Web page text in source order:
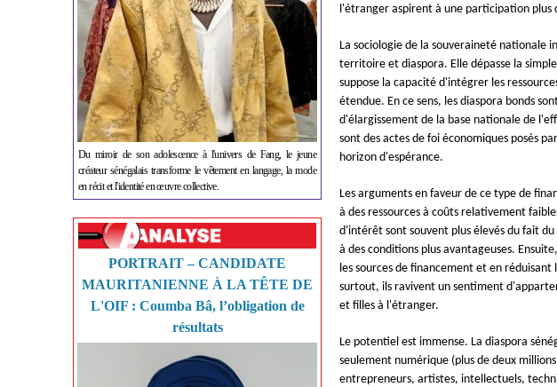
Du miroir de son adolescence à l'univers de Fang, le jeune
créateur sénégalais transforme le vêtement en langage, la mode
en récit et l'identité en œuvre collective.
PORTRAIT – CANDIDATE
MAURITANIENNE À LA TÊTE DE
L'OIF : Coumba Bâ, l’obligation de
résultats
l'étranger aspirent à une participation plus
La sociologie de la souveraineté
territoire et diaspora. Elle dépasse la
suppose la capacité d'intégrer les
étendue. En ce sens, les diaspora bonds
d'élargissement de la base nationale de
sont des actes de foi économiques posés
horizon d'espérance.
Les arguments en faveur de ce type de
à des ressources à coûts relativement
d'intérêt sont souvent plus élevés du fait
à des conditions plus avantageuses.
les sources de financement et en
surtout, ils ravivent un sentiment
et filles à l'étranger.
Le potentiel est immense. La diaspora
seulement numérique (plus de deux
entrepreneurs, artistes, intellectuels,